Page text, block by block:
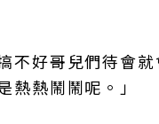
不好哥兒們待會
熱熱鬧鬧呢。」